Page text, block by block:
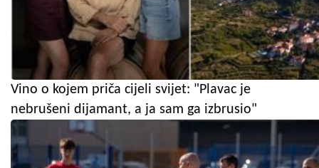
Vino o kojem priča cijeli svijet: "Plavac je
nebrušeni dijamant, a ja sam ga izbrusio"